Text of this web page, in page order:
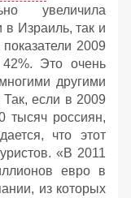
увеличила
в Израиль, так и
2009
Это очень
другими
если в 2009
тысяч россиян,
что этот
«В 2011
евро в
из которых